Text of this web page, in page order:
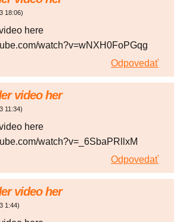
18:06)
here
watch?v=wNXH0FoPGqg
Odpovedať
video her
11:34)
here
watch?v=_6SbaPRllxM
Odpovedať
video her
1:44)